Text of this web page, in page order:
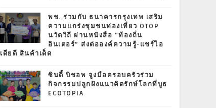
พช. ร่วมกับ ธนาคารกรุงเทพ เสริม
ความแกร่งชุมชนท่องเที่ยว OTOP
นวัตวิถี ผ่านหนังสือ “ท้องถิ่น
อินเตอร์” ส่งต่อองค์ความรู้-แชร์ไอ
เดียดี สินค้าเด็ด
ซินดี้ บิชอพ จูงมือครอบครัวร่วม
กิจกรรมปลูกฝังแนวคิดรักษ์โลกที่บูธ
ECOTOPIA